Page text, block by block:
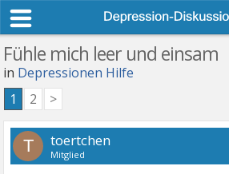
Fühle mich leer und einsam
in Depressionen Hilfe
1 2 >
T toertchen
Mitglied